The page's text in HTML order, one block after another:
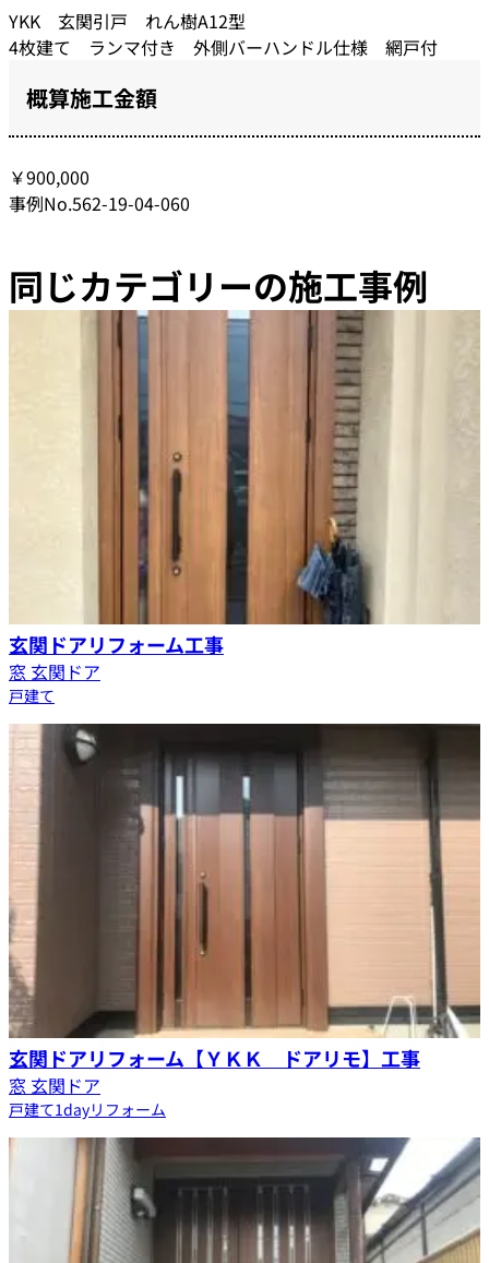
YKK 玄関引戸 れん樹A12型
4枚建て ランマ付き 外側バーハンドル仕様 網戸付
概算施工金額
￥900,000
事例No.562-19-04-060
同じカテゴリーの施工事例
玄関ドアリフォーム工事
窓 玄関ドア
戸建て
玄関ドアリフォーム【ＹＫＫ ドアリモ】工事
窓 玄関ドア
戸建て1dayリフォーム